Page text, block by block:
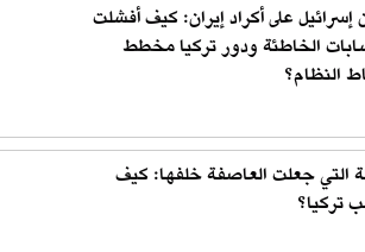
إسرائيل على أكراد إيران: كيف أفشلت
الخاطئة ودور تركيا مخطط
النظام؟
التي جعلت العاصفة خلفها: كيف
تركيا؟